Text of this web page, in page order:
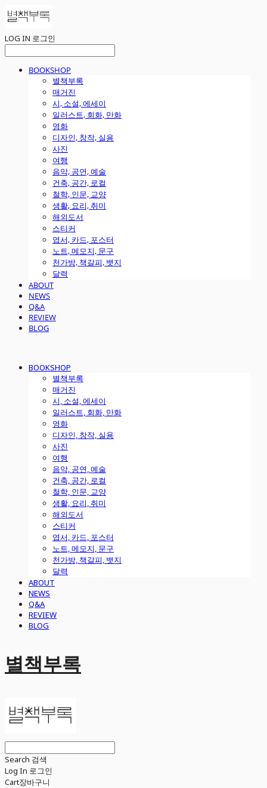
LOG IN 로그인
BOOKSHOP
별책부록
매거진
시, 소설, 에세이
일러스트, 회화, 만화
영화
디자인, 창작, 실용
사진
여행
음악, 공연, 예술
건축, 공간, 로컬
철학, 인문, 교양
생활, 요리, 취미
해외도서
스티커
엽서, 카드, 포스터
노트, 메모지, 문구
천가방, 책갈피, 뱃지
달력
ABOUT
NEWS
Q&A
REVIEW
BLOG
BOOKSHOP
별책부록
매거진
시, 소설, 에세이
일러스트, 회화, 만화
영화
디자인, 창작, 실용
사진
여행
음악, 공연, 예술
건축, 공간, 로컬
철학, 인문, 교양
생활, 요리, 취미
해외도서
스티커
엽서, 카드, 포스터
노트, 메모지, 문구
천가방, 책갈피, 뱃지
달력
ABOUT
NEWS
Q&A
REVIEW
BLOG
별책부록
Search 검색
Log In 로그인
Cart장바구니